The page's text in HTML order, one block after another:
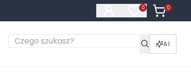
0
Produkty na
0
Produkty
AI